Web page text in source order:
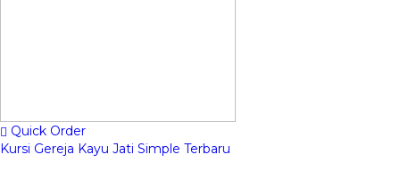
Quick Order
Kursi Gereja Kayu Jati Simple Terbaru